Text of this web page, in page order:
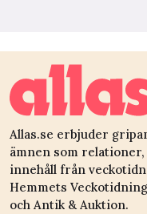
Allas.se erbjuder
ämnen som
innehåll från
Hemmets
och Antik & Auktion.